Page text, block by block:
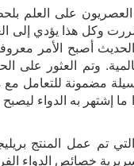
على العلم
وكل هذا يؤدي إلى
أصبح الأمر
مضمونة للتعامل
تم عمل المنتج
خصائص الدواء